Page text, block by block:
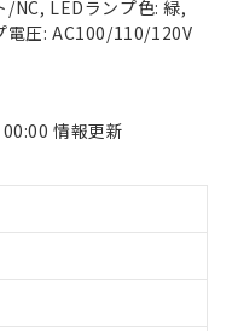
/NC, LEDランプ色: 緑,
電圧: AC100/110/120V
情報更新